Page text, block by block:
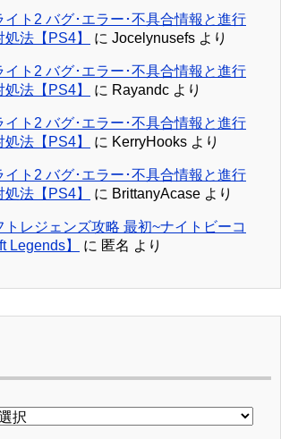
イト2 バグ･エラー･不具合情報と進行
法【PS4】
に Jocelynusefs より
イト2 バグ･エラー･不具合情報と進行
法【PS4】
に Rayandc より
イト2 バグ･エラー･不具合情報と進行
法【PS4】
に KerryHooks より
イト2 バグ･エラー･不具合情報と進行
法【PS4】
に BrittanyAcase より
トレジェンズ攻略 最初~ナイトビーコ
Legends】
に 匿名 より